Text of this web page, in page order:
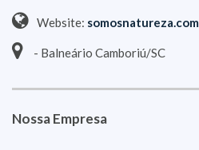
Website: somosnatureza.com
- Balneário Camboriú/SC
Nossa Empresa